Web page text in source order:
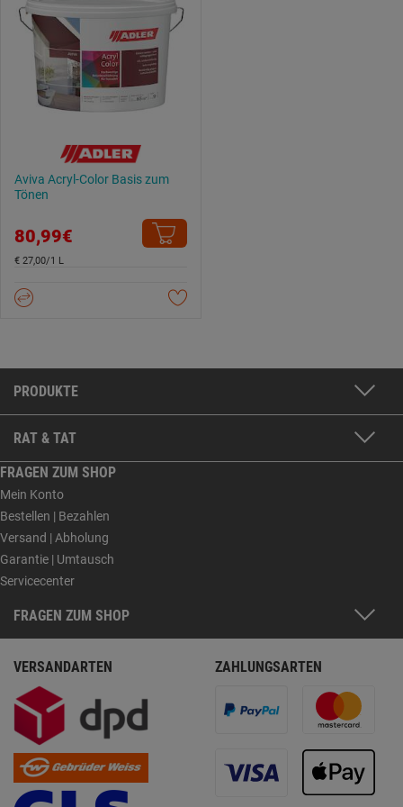
Aviva Acryl-Color Basis zum
Tönen
80,99€
€ 27,00/1 L
PRODUKTE
RAT & TAT
FRAGEN ZUM SHOP
Mein Konto
Bestellen | Bezahlen
Versand | Abholung
Garantie | Umtausch
Servicecenter
FRAGEN ZUM SHOP
VERSANDARTEN ZAHLUNGSARTEN